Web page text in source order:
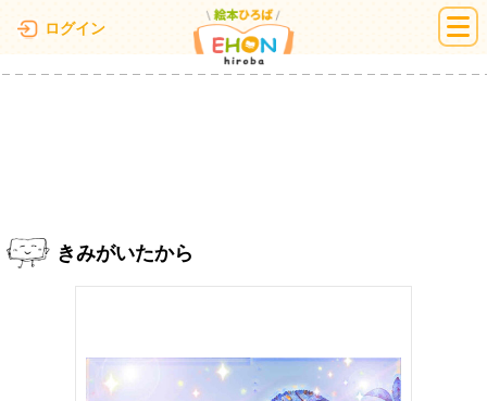
ログイン 絵本ひろば
きみがいたから